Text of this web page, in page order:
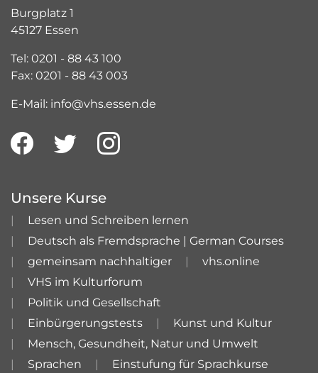
Burgplatz 1
45127 Essen
Tel: 0201 - 88 43 100
Fax: 0201 - 88 43 003
E-Mail: info@vhs.essen.de
Unsere Kurse
Lesen und Schreiben lernen
Deutsch als Fremdsprache | German Courses
gemeinsam nachhaltiger
vhs.online
VHS im Kulturforum
Politik und Gesellschaft
Einbürgerungstests
Kunst und Kultur
Mensch, Gesundheit, Natur und Umwelt
Sprachen
Einstufung für Sprachkurse